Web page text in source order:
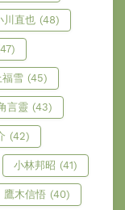
川直也 (48)
福雪 (45)
言靈 (43)
(42)
小林邦昭 (41)
鷹木信悟 (40)